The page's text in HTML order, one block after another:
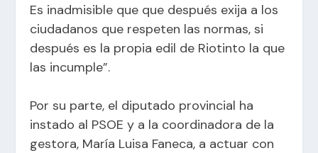
Es inadmisible que que después exija a los
ciudadanos que respeten las normas, si
después es la propia edil de Riotinto la que
las incumple”.
Por su parte, el diputado provincial ha
instado al PSOE y a la coordinadora de la
gestora, María Luisa Faneca, a actuar con